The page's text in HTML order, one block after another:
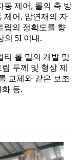
동 제어, 롤의 축 방
제어, 압연재의 자
립의 정확도를 향
의 5I 이내.
티 롤 밀의 개발 및
두께 및 형상 제
교체와 같은 보조
등.